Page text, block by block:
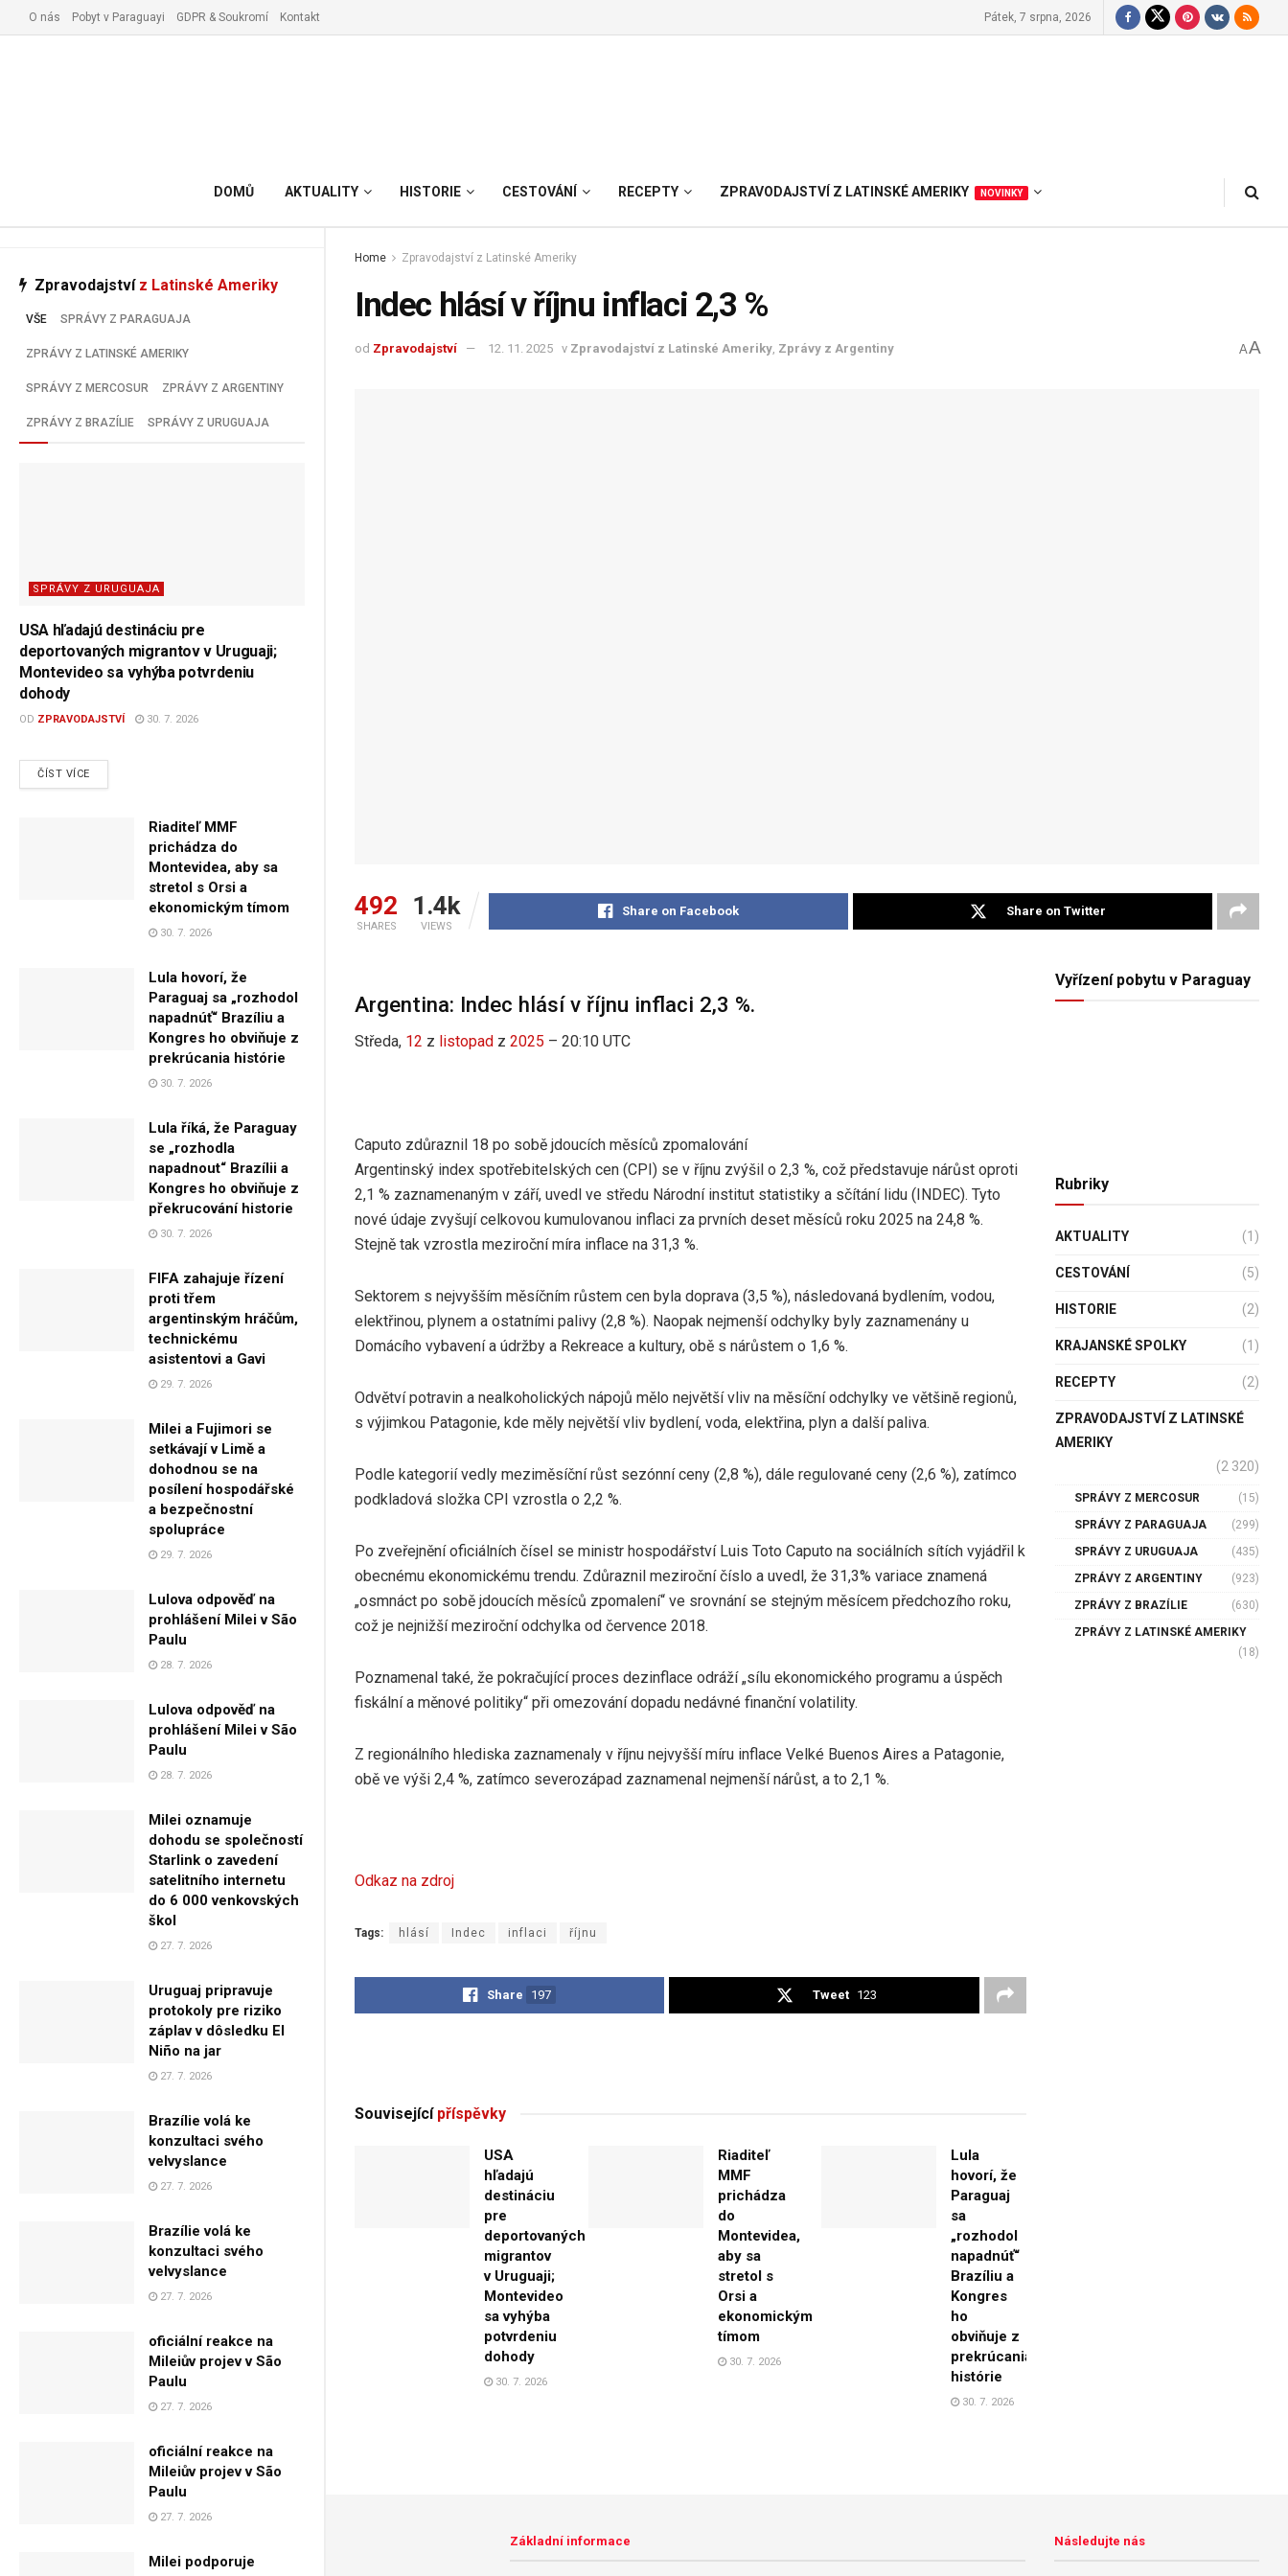
Vyřízení pobytu v Paraguay
Zpravodajství z Latinské Ameriky
VŠE SPRÁVY Z PARAGUAJA
ZPRÁVY Z LATINSKÉ AMERIKY
SPRÁVY Z MERCOSUR ZPRÁVY Z ARGENTINY
ZPRÁVY Z BRAZÍLIE SPRÁVY Z URUGUAJA
SPRÁVY Z URUGUAJA
USA hľadajú destináciu pre
deportovaných migrantov v Uruguaji;
Montevideo sa vyhýba potvrdeniu
dohody
OD ZPRAVODAJSTVÍ 30. 7. 2026
ČÍST VÍCEDETAILS
Riaditeľ MMF
prichádza do
Montevidea, aby sa
stretol s Orsi a
ekonomickým tímom
30. 7. 2026
Lula hovorí, že
Paraguaj sa „rozhodol
napadnúť“ Brazíliu a
Kongres ho obviňuje z
prekrúcania histórie
30. 7. 2026
Lula říká, že Paraguay
se „rozhodla
napadnout“ Brazílii a
Kongres ho obviňuje z
překrucování historie
30. 7. 2026
FIFA zahajuje řízení
proti třem
argentinským hráčům,
technickému
asistentovi a Gavi
29. 7. 2026
Milei a Fujimori se
setkávají v Limě a
dohodnou se na
posílení hospodářské
a bezpečnostní
spolupráce
29. 7. 2026
Lulova odpověď na
prohlášení Milei v São
Paulu
28. 7. 2026
Lulova odpověď na
prohlášení Milei v São
Paulu
28. 7. 2026
Milei oznamuje
dohodu se společností
Starlink o zavedení
satelitního internetu
do 6 000 venkovských
škol
27. 7. 2026
Uruguaj pripravuje
protokoly pre riziko
záplav v dôsledku El
Niño na jar
27. 7. 2026
Brazílie volá ke
konzultaci svého
velvyslance
27. 7. 2026
Brazílie volá ke
konzultaci svého
velvyslance
27. 7. 2026
oficiální reakce na
Mileiův projev v São
Paulu
27. 7. 2026
oficiální reakce na
Mileiův projev v São
Paulu
27. 7. 2026
Milei podporuje
O nás Pobyt v Paraguayi GDPR & Soukromí Kontakt Pátek, 7 srpna, 2026
DOMŮ AKTUALITY HISTORIE CESTOVÁNÍ RECEPTY ZPRAVODAJSTVÍ Z LATINSKÉ AMERIKY NOVINKY
Home Zpravodajství z Latinské Ameriky
Indec hlásí v říjnu inflaci 2,3 %
od Zpravodajství 12. 11. 2025 v Zpravodajství z Latinské Ameriky, Zprávy z Argentiny AA
492
SHARES
1.4k
VIEWS
Share on Facebook Share on Twitter
Argentina: Indec hlásí v říjnu inflaci 2,3 %.
Středa, 12 z listopad z 2025 – 20:10 UTC
Caputo zdůraznil 18 po sobě jdoucích měsíců zpomalování
Argentinský index spotřebitelských cen (CPI) se v říjnu zvýšil o 2,3 %, což představuje nárůst oproti
2,1 % zaznamenaným v září, uvedl ve středu Národní institut statistiky a sčítání lidu (INDEC). Tyto
nové údaje zvyšují celkovou kumulovanou inflaci za prvních deset měsíců roku 2025 na 24,8 %.
Stejně tak vzrostla meziroční míra inflace na 31,3 %.
Sektorem s nejvyšším měsíčním růstem cen byla doprava (3,5 %), následovaná bydlením, vodou,
elektřinou, plynem a ostatními palivy (2,8 %). Naopak nejmenší odchylky byly zaznamenány u
Domácího vybavení a údržby a Rekreace a kultury, obě s nárůstem o 1,6 %.
Odvětví potravin a nealkoholických nápojů mělo největší vliv na měsíční odchylky ve většině regionů,
s výjimkou Patagonie, kde měly největší vliv bydlení, voda, elektřina, plyn a další paliva.
Podle kategorií vedly meziměsíční růst sezónní ceny (2,8 %), dále regulované ceny (2,6 %), zatímco
podkladová složka CPI vzrostla o 2,2 %.
Po zveřejnění oficiálních čísel se ministr hospodářství Luis Toto Caputo na sociálních sítích vyjádřil k
obecnému ekonomickému trendu. Zdůraznil meziroční číslo a uvedl, že 31,3% variace znamená
„osmnáct po sobě jdoucích měsíců zpomalení“ ve srovnání se stejným měsícem předchozího roku,
což je nejnižší meziroční odchylka od července 2018.
Poznamenal také, že pokračující proces dezinflace odráží „sílu ekonomického programu a úspěch
fiskální a měnové politiky“ při omezování dopadu nedávné finanční volatility.
Z regionálního hlediska zaznamenaly v říjnu nejvyšší míru inflace Velké Buenos Aires a Patagonie,
obě ve výši 2,4 %, zatímco severozápad zaznamenal nejmenší nárůst, a to 2,1 %.
Odkaz na zdroj
Tags: hlásí Indec inflaci říjnu
Share 197 Tweet 123
Souvisejícípříspěvky
USA
hľadajú
destináciu
pre
deportovaných
migrantov
v Uruguaji;
Montevideo
sa vyhýba
potvrdeniu
dohody
30. 7. 2026
Riaditeľ
MMF
prichádza
do
Montevidea,
aby sa
stretol s
Orsi a
ekonomickým
tímom
30. 7. 2026
Lula
hovorí, že
Paraguaj
sa
„rozhodol
napadnúť“
Brazíliu a
Kongres
ho
obviňuje z
prekrúcania
histórie
30. 7. 2026
Vyřízení pobytu v Paraguay
Rubriky
AKTUALITY (1)
CESTOVÁNÍ (5)
HISTORIE (2)
KRAJANSKÉ SPOLKY (1)
RECEPTY (2)
ZPRAVODAJSTVÍ Z LATINSKÉ
AMERIKY
(2 320)
SPRÁVY Z MERCOSUR
(15)
SPRÁVY Z PARAGUAJA
(299)
SPRÁVY Z URUGUAJA
(435)
ZPRÁVY Z ARGENTINY
(923)
ZPRÁVY Z BRAZÍLIE
(630)
ZPRÁVY Z LATINSKÉ AMERIKY
(18)
Základní informace Následujte nás